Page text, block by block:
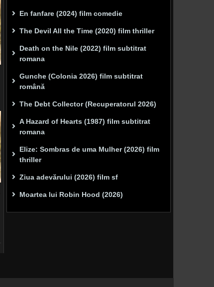
En fanfare (2024) film comedie
The Devil All the Time (2020) film thriller
Death on the Nile (2022) film subtitrat
romana
Gunche (Colonia 2026) film subtitrat
română
The Debt Collector (Recuperatorul 2026)
A Hazard of Hearts (1987) film subtitrat
romana
Elize: Sombras de uma Mulher (2026) film
thriller
Ziua adevărului (2026) film sf
Moartea lui Robin Hood (2026)